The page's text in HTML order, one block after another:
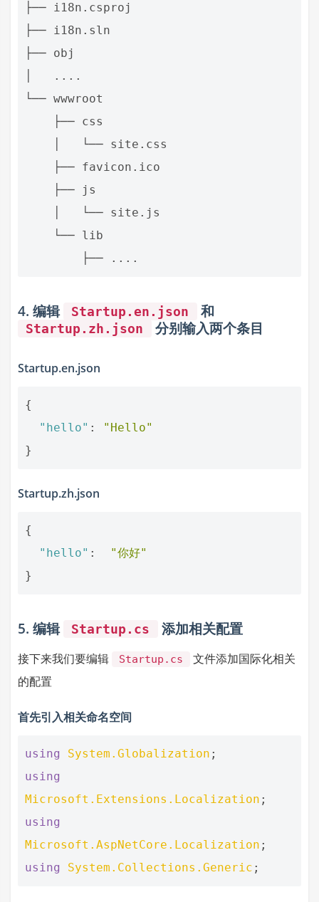
├── i18n.csproj
├── i18n.sln
├── obj
│   ....
└── wwwroot
4. 编辑 Startup.en.json 和
Startup.zh.json 分别输入两个条目
Startup.en.json
{
"hello" :
"Hello"
}
Startup.zh.json
{
"hello" :
"你好"
}
5. 编辑 Startup.cs 添加相关配置
接下来我们要编辑 Startup.cs
文件添加国际化相关
的配置
首先引入相关命名空间
using System.Globalization ;
using
Microsoft.Extensions.Localization ;
using
Microsoft.AspNetCore.Localization ;
using
System.Collections.Generic ;